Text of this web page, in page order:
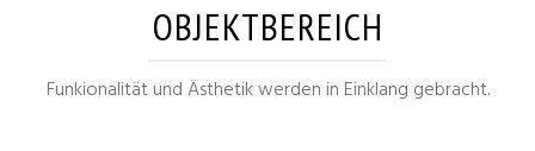
OBJEKTBEREICH
Funkionalität und Ästhetik werden in Einklang gebracht.